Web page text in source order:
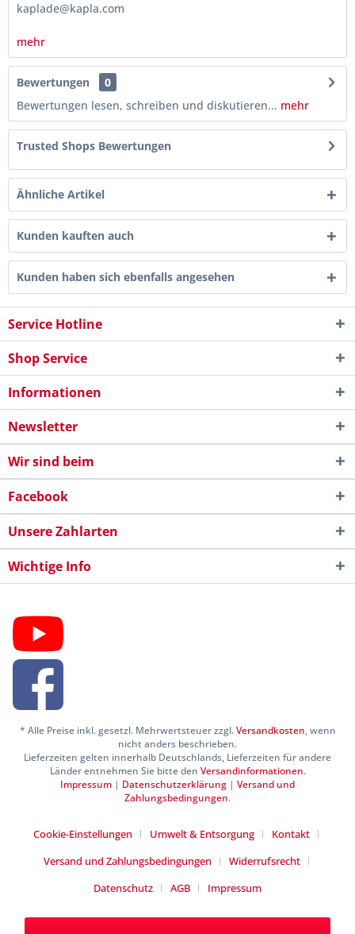
kaplade@kapla.com
mehr
Bewertungen
0
Bewertungen lesen, schreiben und diskutieren... mehr
Trusted Shops Bewertungen
Ähnliche Artikel
Kunden kauften auch
Kunden haben sich ebenfalls angesehen
Service Hotline
Shop Service
Informationen
Newsletter
Wir sind beim
Facebook
Unsere Zahlarten
Wichtige Info
* Alle Preise inkl. gesetzl. Mehrwertsteuer zzgl.Versandkosten, wenn
nicht anders beschrieben.
Lieferzeiten gelten innerhalb Deutschlands, Lieferzeiten für andere
Länder entnehmen Sie bitte den Versandinformationen.
Impressum | Datenschutzerklärung | Versand und
Zahlungsbedingungen.
Cookie-Einstellungen Umwelt & Entsorgung
Kontakt
Versand und Zahlungsbedingungen
Widerrufsrecht
Datenschutz
AGB Impressum